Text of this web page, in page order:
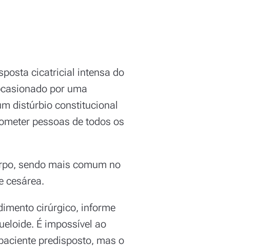
cicatricial intensa do
por uma
distúrbio constitucional
pessoas de todos os
sendo mais comum no
cesárea.
cirúrgico, informe
É impossível ao
predisposto, mas o